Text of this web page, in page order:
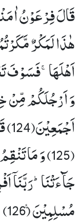
قَالَ فِرْعَوْنُ
هٰذَا لَمَكْرٌ
وَ اَرْجُلَكُمْ مِّنْ
(125) وَ مَا
جَآءَتْنَاؕ-رَبَّنَاۤ
مُسْلِمِیْنَ۠ (126)